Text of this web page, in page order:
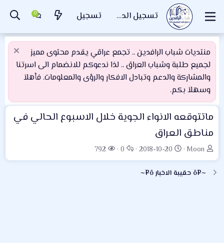
تسجيل الدخول تسجيل
منتديات شباب الرافدين .. تجمع عراقي يقدم محتوى مميز
لجميع طلبة وشباب العراق .. لذا ندعوكم للانضمام الى اسرتنا
والمشاركة والدعم وتبادل الافكار والرؤى والمعلومات. فأهلاَ
وسهلاَ بكم.
ماتتوقعه الانواء الجوية خلال الاسبوع الحالي في
مناطق العراق
ب
ا
د
Moon
ت
ا
ر
2018-10-20
ا
ل
0
ا
ل
792
~¤ô حقيبة الاخبار ô¤~